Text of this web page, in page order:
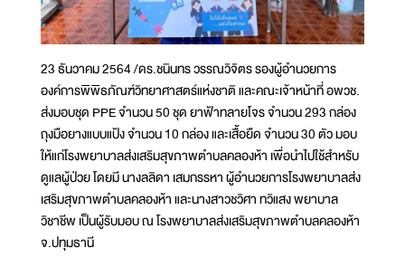
23 ธันวาคม 2564 /ดร.ชนินทร วรรณวิจิตร รองผู้อำนวยการ
องค์การพิพิธภัณฑ์วิทยาศาสตร์แห่งชาติ และคณะเจ้าหน้าที่ อพวช.
ส่งมอบชุด PPE จำนวน 50 ชุด ยาฟ้าทลายโจร จำนวน 293 กล่อง
ถุงมือยางแบบแป้ง จำนวน 10 กล่อง และเสื้อยืด จำนวน 30 ตัว มอบ
ให้แก่โรงพยาบาลส่งเสริมสุขภาพตำบลคลองห้า เพื่อนำไปใช้สำหรับ
ดูแลผู้ป่วย โดยมี นางลลิดา เสมกรรหา ผู้อำนวยการโรงพยาบาลส่ง
เสริมสุขภาพตำบลคลองห้า และนางสาวชวิศา ทวิแสง พยาบาล
วิชาชีพ เป็นผู้รับมอบ ณ โรงพยาบาลส่งเสริมสุขภาพตำบลคลองห้า
จ.ปทุมธานี